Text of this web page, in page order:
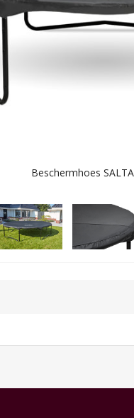
Beschermhoes